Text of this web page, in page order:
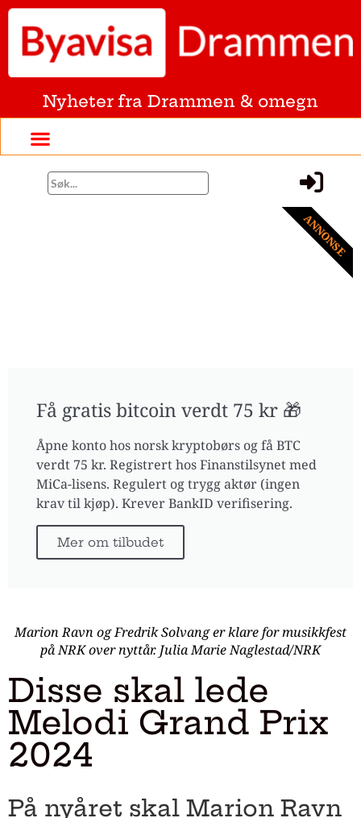
Nyheter fra Drammen & omegn
Få gratis bitcoin verdt 75 kr 🎁
Åpne konto hos norsk kryptobørs og få BTC
verdt 75 kr. Registrert hos Finanstilsynet med
MiCa-lisens. Regulert og trygg aktør (ingen
krav til kjøp). Krever BankID verifisering.
Mer om tilbudet
ANNONSE
Marion Ravn og Fredrik Solvang er klare for musikkfest
på NRK over nyttår. Julia Marie Naglestad/NRK
Disse skal lede
Melodi Grand Prix
2024
På nyåret skal Marion Ravn